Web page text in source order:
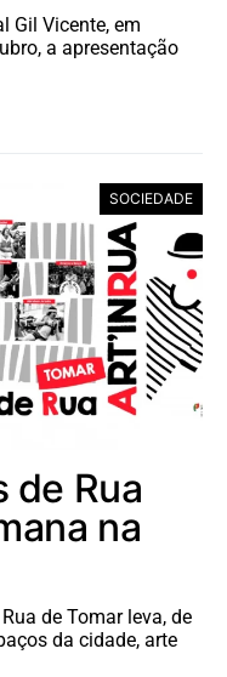
Gil Vicente, em
a apresentação
SOCIEDADE
de Rua
na
de Tomar leva, de
da cidade, arte